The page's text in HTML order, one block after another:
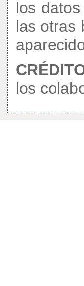
los
las otras
los